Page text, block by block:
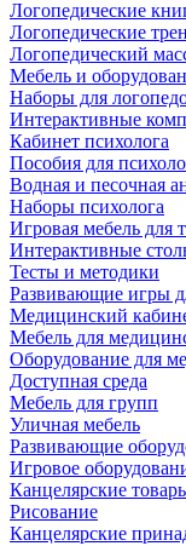
Логопедические
Логопедические
Логопедический
Мебель и
Наборы для
Интерактивные
Кабинет психолога
Пособия для
Водная и песочная
Наборы психолога
Игровая мебель для
Интерактивные
Тесты и методики
Развивающие игры
Медицинский
Мебель для
Оборудование для
Доступная среда
Мебель для групп
Уличная мебель
Развивающие
Игровое
Канцелярские
Рисование
Канцелярские